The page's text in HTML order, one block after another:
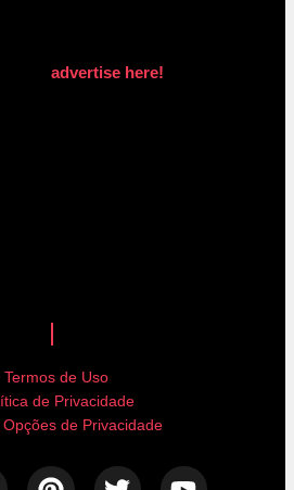
advertise here!
Termos de Uso
de Privacidade
Opções de Privacidade